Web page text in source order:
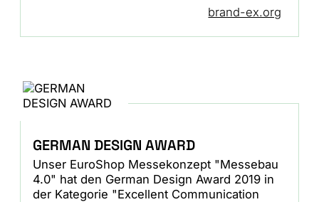
brand-ex.org
GERMAN DESIGN AWARD
Unser EuroShop Messekonzept "Messebau
4.0" hat den German Design Award 2019 in
der Kategorie "Excellent Communication